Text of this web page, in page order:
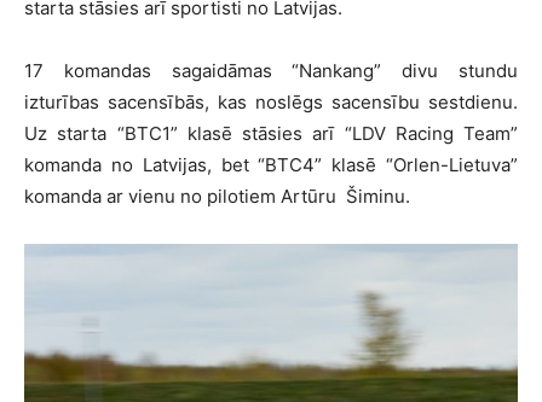
starta stāsies arī sportisti no Latvijas.
17 komandas sagaidāmas “Nankang” divu stundu
izturības sacensībās, kas noslēgs sacensību sestdienu.
Uz starta “BTC1” klasē stāsies arī “LDV Racing Team”
komanda no Latvijas, bet “BTC4” klasē “Orlen-Lietuva”
komanda ar vienu no pilotiem Artūru Šiminu.